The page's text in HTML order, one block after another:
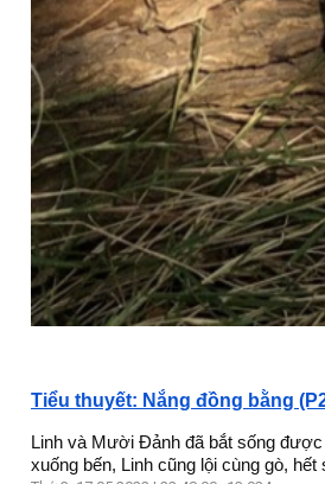
Tiểu thuyết: Nắng đồng bằng
Linh và Mười Đảnh đã bắt sống
xuống bến, Linh cũng lội cùng gò,